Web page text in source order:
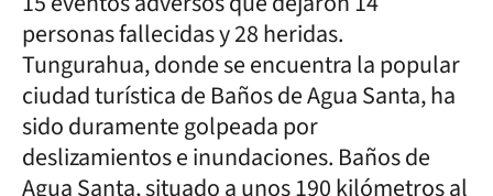
personas fallecidas y 28 heridas.
Tungurahua, donde se encuentra la popular
ciudad turística de Baños de Agua Santa, ha
sido duramente golpeada por
deslizamientos e inundaciones. Baños de
Agua Santa, situado a unos 190 kilómetros al